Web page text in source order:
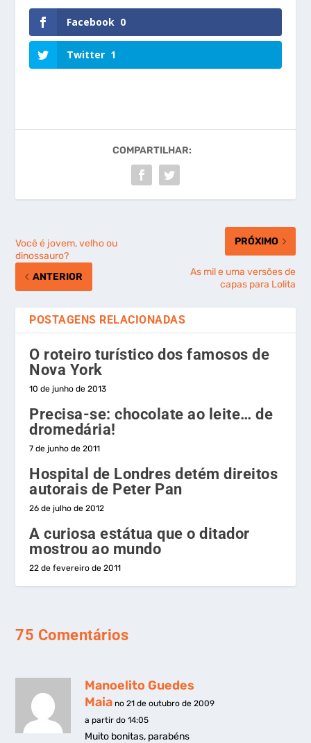
Facebook 0
Twitter 1
COMPARTILHAR:
Você é jovem, velho ou
dinossauro?
ANTERIOR
PRÓXIMO
As mil e uma versões de
capas para Lolita
POSTAGENS RELACIONADAS
O roteiro turístico dos famosos de
Nova York
10 de junho de 2013
Precisa-se: chocolate ao leite… de
dromedária!
7 de junho de 2011
Hospital de Londres detém direitos
autorais de Peter Pan
26 de julho de 2012
A curiosa estátua que o ditador
mostrou ao mundo
22 de fevereiro de 2011
75 Comentários
Manoelito Guedes
Maia no 21 de outubro de 2009
a partir do 14:05
Muito bonitas, parabéns